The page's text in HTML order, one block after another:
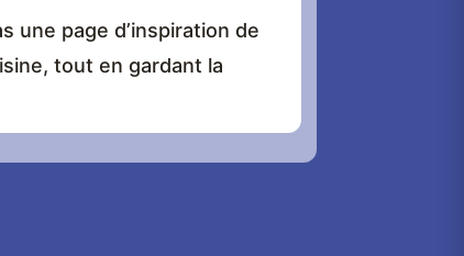
une page d’inspiration de
tout en gardant la